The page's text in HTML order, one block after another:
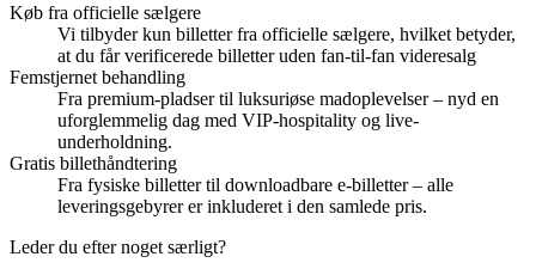
Køb fra officielle sælgere
Vi tilbyder kun billetter fra officielle sælgere, hvilket betyder,
at du får verificerede billetter uden fan-til-fan videresalg
Femstjernet behandling
Fra premium-pladser til luksuriøse madoplevelser – nyd en
uforglemmelig dag med VIP-hospitality og live-
underholdning.
Gratis billethåndtering
Fra fysiske billetter til downloadbare e-billetter – alle
leveringsgebyrer er inkluderet i den samlede pris.
Leder du efter noget særligt?